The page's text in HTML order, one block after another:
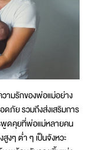
ามรักของพ่อแม่อย่าง
ดภัย รวมถึงส่งเสริมการ
พูดคุยที่พ่อแม่หลายคน
งๆ ต่ำ ๆ เป็นจังหวะ